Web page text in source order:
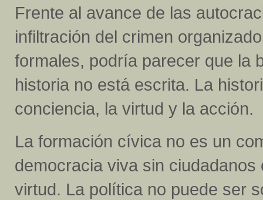
Frente al avance de las
infiltración del crimen
formales, podría parecer que la
historia no está escrita. La
conciencia, la virtud y la acción.
La formación cívica no es un
democracia viva sin
virtud. La política no puede ser